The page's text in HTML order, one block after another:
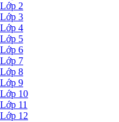
Lớp 2
Lớp 3
Lớp 4
Lớp 5
Lớp 6
Lớp 7
Lớp 8
Lớp 9
Lớp 10
Lớp 11
Lớp 12